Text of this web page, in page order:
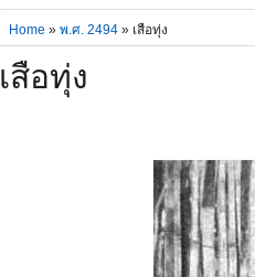
Home » พ.ศ. 2494 » เสือทุ่ง
เสือทุ่ง